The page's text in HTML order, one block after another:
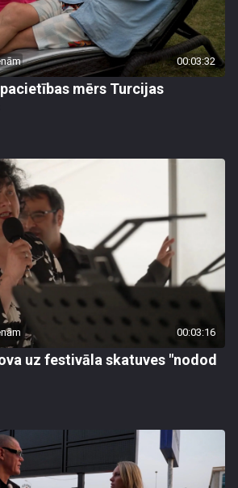
00:03:32
mērs Turcijas
00:03:16
uz festivāla skatuves "nodod